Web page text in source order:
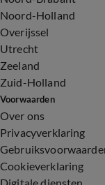
Noord-Holland
Overijssel
Utrecht
Zeeland
Zuid-Holland
Voorwaarden
Over ons
Privacyverklaring
Cookieverklaring